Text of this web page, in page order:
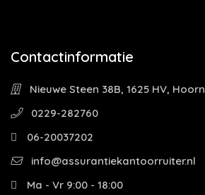
Contactinformatie
Nieuwe Steen 38B, 1625 HV, Hoorn
0229-282760
06-20037202
info@assurantiekantoorruiter.nl
Ma - Vr 9:00 - 18:00